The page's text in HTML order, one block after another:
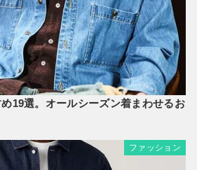
19選。オールシーズン着まわせるお
ファッション